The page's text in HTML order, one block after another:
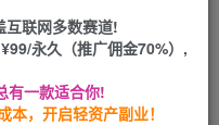
互联网多数赛道!
永久（推广佣金70%）,
有一款适合你!
，开启轻资产副业！